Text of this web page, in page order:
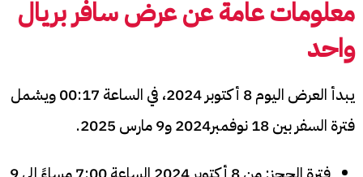
معلومات عامة عنعرض سافر بريال
واحد
يبدأ العرض اليوم 8 أكتوبر 2024، في الساعة 00:17 ويشمل
فترة السفر بين 18 نوفمبر2024 و9 مارس 2025.